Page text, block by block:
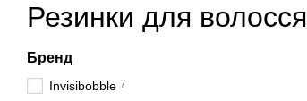
Резинки для волосся
Бренд
Invisibobble 7